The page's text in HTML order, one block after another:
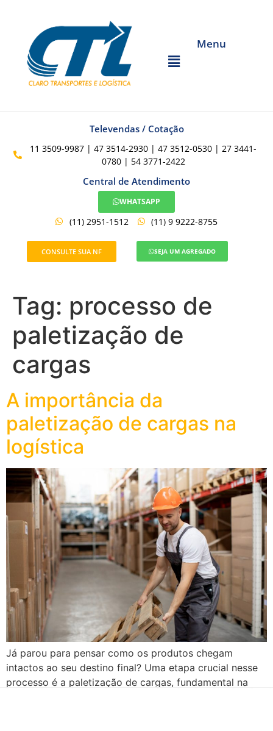
Menu
Televendas / Cotação
11 3509-9987 | 47 3514-2930 | 47 3512-0530 | 27 3441-
0780 | 54 3771-2422
Central de Atendimento
WHATSAPP
(11) 2951-1512 (11) 9 9222-8755
CONSULTE SUA NF SEJA UM AGREGADO
Tag: processo de
paletização de
cargas
A importância da
paletização de cargas na
logística
Já parou para pensar como os produtos chegam
intactos ao seu destino final? Uma etapa crucial nesse
processo é a paletização de cargas, fundamental na